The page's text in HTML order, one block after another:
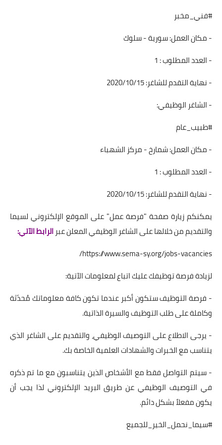
#فني_مخبر
- مكان العمل: سورية - سلوك
- العدد المطلوب : 1
- نهاية التقدم للشاغر: 2020/10/15
- الشاغر الوظيفي:
#طبيب_عام
- مكان العمل: شمارخ - مركز الشهباء
- العدد المطلوب : 1
- نهاية التقدم للشاغر: 2020/10/15
يمكنكم زيارة صفحة "فرصة عمل" على الموقع الإلكتروني لسيما
والتقديم من خلالها على الشاغر الوظيفي المعلن عبرالرابط الآتي:
https://www.sema-sy.org/jobs-vacancies/
لزيادة فرصة توظيفك عليك اتباع لمعلومات الآتية:
- فرصة التوظيف ستكون أكبر عندما تكون كافة معلوماتك مُحدّثة
وكاملة على طلب التوظيف والسيرة الذاتية.
- يرجى الاطلاع على التوصيف الوظيفي، والتقديم على الشاغر الذي
يتناسب مع الخبرات والشهادات العلمية الخاصة بك.
- سيتم التواصل فقط مع الأشخاص الذين يتناسبون مع ما تم ذكره
في التوصيف الوظيفي عن طريق البريد الإلكتروني لذا يجب أن
يكون مفعلاً بشكل دائم.
#سيما_نحمل_الخير_للجميع